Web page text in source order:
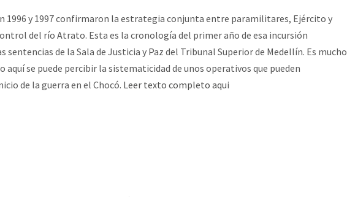
1996 y 1997 confirmaron la estrategia conjunta entre paramilitares, Ejército y
del río Atrato. Esta es la cronología del primer año de esa incursión
sentencias de la Sala de Justicia y Paz del Tribunal Superior de Medellín. Es mucho
aquí se puede percibir la sistematicidad de unos operativos que pueden
de la guerra en el Chocó. Leer texto completo aqui